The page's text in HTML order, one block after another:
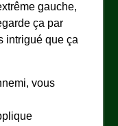
gauche,
ça par
intrigué que ça
vous